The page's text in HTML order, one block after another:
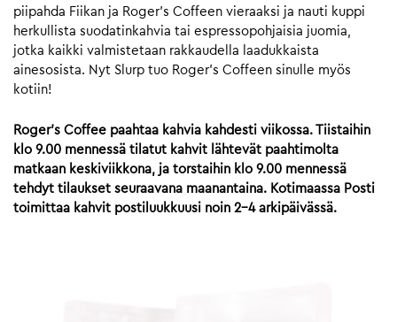
piipahda Fiikan ja Roger’s Coffeen vieraaksi ja nauti kuppi
herkullista suodatinkahvia tai espressopohjaisia juomia,
jotka kaikki valmistetaan rakkaudella laadukkaista
ainesosista. Nyt Slurp tuo Roger’s Coffeen sinulle myös
kotiin!
Roger’s Coffee paahtaa kahvia kahdesti viikossa. Tiistaihin
klo 9.00 mennessä tilatut kahvit lähtevät paahtimolta
matkaan keskiviikkona, ja torstaihin klo 9.00 mennessä
tehdyt tilaukset seuraavana maanantaina. Kotimaassa Posti
toimittaa kahvit postiluukkuusi noin 2-4 arkipäivässä.